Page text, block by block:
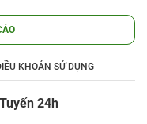
KHOẢN SỬ DỤNG
24h